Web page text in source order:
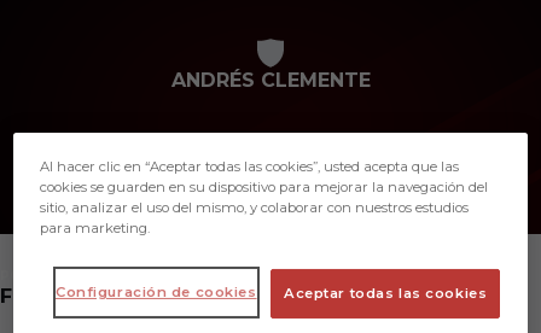
ANDRÉS CLEMENTE
FITNESS COACH
Al hacer clic en “Aceptar todas las cookies”, usted acepta que las
cookies se guarden en su dispositivo para mejorar la navegación del
sitio, analizar el uso del mismo, y colaborar con nuestros estudios
para marketing.
Aceptar todas las cookies
Configuración de cookies